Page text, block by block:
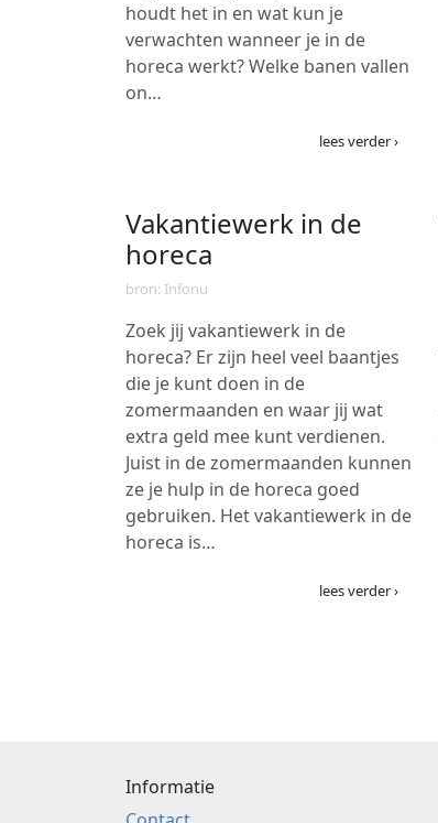
houdt het in en wat kun je
verwachten wanneer je in de
horeca werkt? Welke banen vallen
on…
lees verder ›
Vakantiewerk in de
horeca
bron: Infonu
Zoek jij vakantiewerk in de
horeca? Er zijn heel veel baantjes
die je kunt doen in de
zomermaanden en waar jij wat
extra geld mee kunt verdienen.
Juist in de zomermaanden kunnen
ze je hulp in de horeca goed
gebruiken. Het vakantiewerk in de
horeca is…
lees verder ›
Informatie